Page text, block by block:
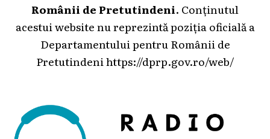
Românii de Pretutindeni. Conținutul
acestui website nu reprezintă poziția oficială a
Departamentului pentru Românii de
Pretutindeni https://dprp.gov.ro/web/